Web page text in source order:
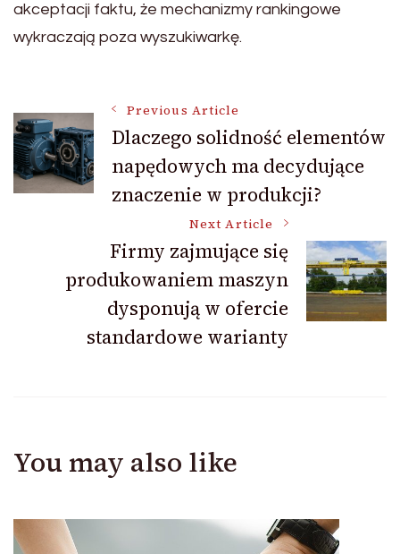
akceptacji faktu, że mechanizmy rankingowe
wykraczają poza wyszukiwarkę.
Post
Navigation
Previous Article
Dlaczego solidność elementów
napędowych ma decydujące
znaczenie w produkcji?
Next Article
Firmy zajmujące się
produkowaniem maszyn
dysponują w ofercie
standardowe warianty
You may also like